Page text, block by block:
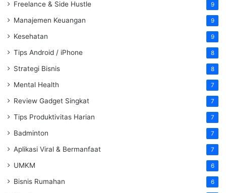
Freelance & Side Hustle 9
Manajemen Keuangan 9
Kesehatan 9
Tips Android / iPhone 8
Strategi Bisnis 8
Mental Health 7
Review Gadget Singkat 7
Tips Produktivitas Harian 7
Badminton 7
Aplikasi Viral & Bermanfaat 7
UMKM 6
Bisnis Rumahan 6